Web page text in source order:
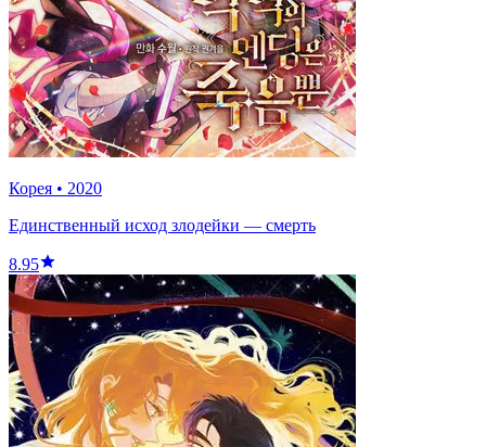
Корея • 2020
Единственный исход злодейки — смерть
8.95